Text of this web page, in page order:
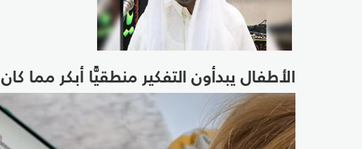
الأطفال يبدأون التفكير منطقيًّا أبكر مما